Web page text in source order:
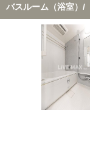
バスルーム（浴室）/